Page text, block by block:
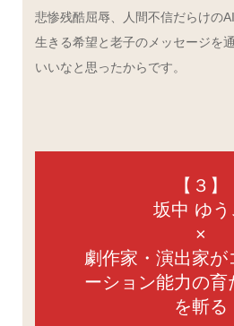
悲惨残酷屈辱、人間不信だらけの
生きる希望と老子のメッセージを
いいなと思ったからです。
【３】
坂中 ゆう
×
劇作家・演出家が
ーション能力の育
を斬る